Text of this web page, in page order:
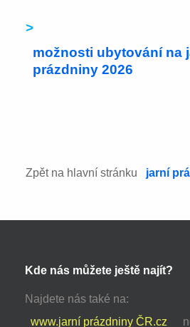
>
možnosti ubytování na
prázdniny 2026
Zpět na hlavní stránku jarní
Kde nás můžete ještě najít?
Najdete nás také na:
www.jarní prázdniny ČR.cz